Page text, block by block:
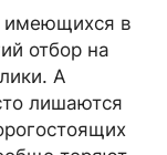
имеющихся в
отбор на
А
лишаются